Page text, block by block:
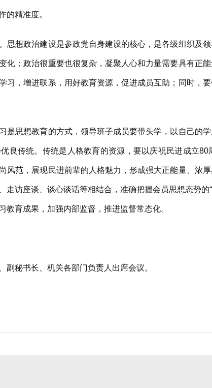
的精准度。
想政治建设是参政党自身建设的核心，是各级组织及
化；政治很重要也很复杂，凝聚人心和力量需要具有正
习，增进联系，用好教育资源，促进成员互助；同时，
思想教育的方式，领导班子成员要带头学，以自己的
良传统。传统是人格教育的资源，要以庆祝民进成立
风范，展现民进前辈的人格魅力，形成强大正能量、浓
访座谈、谈心谈话等相结合，准确把握会员思想态势的
育成果，加强内部监督，推进监督常态化。
秘书长、机关各部门负责人出席会议。